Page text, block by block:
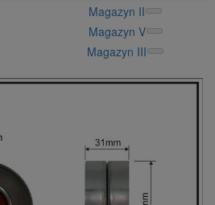
Magazyn II
Magazyn V
Magazyn III